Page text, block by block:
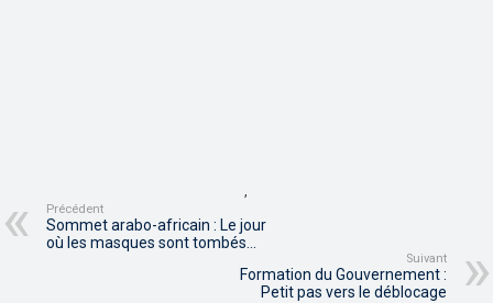
,
Précédent
Sommet arabo-africain : Le jour
où les masques sont tombés…
Suivant
Formation du Gouvernement :
Petit pas vers le déblocage